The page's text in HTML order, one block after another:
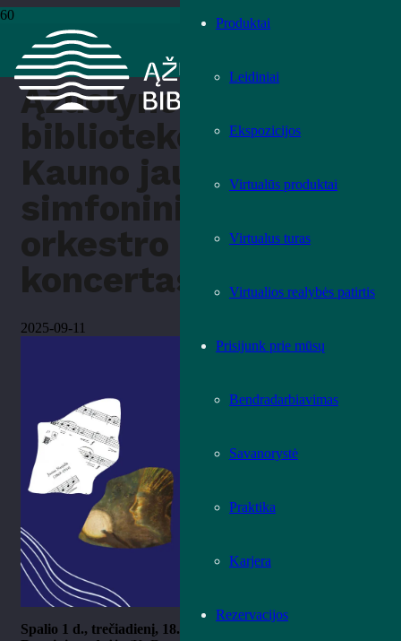
Produktai
Leidiniai
Ekspozicijos
Virtualūs produktai
Virtualus turas
Virtualios realybės patirtis
Prisijunk prie mūsų
Bendradarbiavimas
Savanorystė
Praktika
Karjera
Rezervacijos
Ąžuolyno bibliotekoje – Kauno jaunimo
simfoninio orkestro koncertas
Ąžuolyno
bibliotekoje –
Kauno jaunimo
simfoninio
orkestro
koncertas
2025-09-11
Spalio 1 d., trečiadienį, 18.00 val.